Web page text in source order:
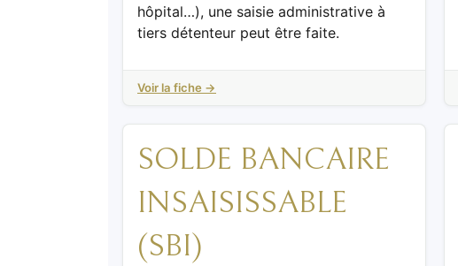
hôpital…), une saisie administrative à
tiers détenteur peut être faite.
Voir la fiche →
SOLDE BANCAIRE
INSAISISSABLE
(SBI)